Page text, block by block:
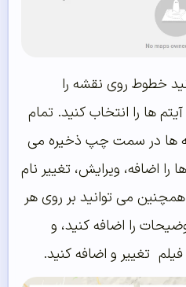
خطوط روی نقشه را
ها را انتخاب کنید. تمام
ها در سمت چپ ذخیره می
را اضافه، ویرایش، تغییر نام
می توانید بر روی هر
را اضافه کنید، و
تغییر و اضافه کنید.